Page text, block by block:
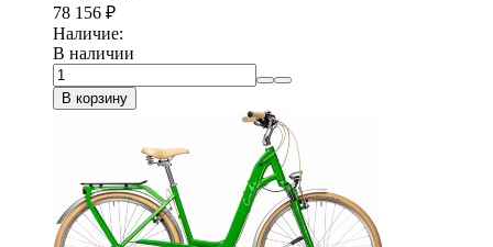
78 156 ₽
Наличие:
В наличии
В корзину